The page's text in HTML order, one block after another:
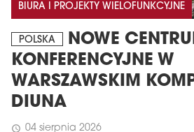
BIURA I PROJEKTY WIELOFUNKCYJNE
POLSKA
NOWE
KONFERENCYJNE W
WARSZAWSKIM
DIUNA
schedule 04 sierpnia 2026